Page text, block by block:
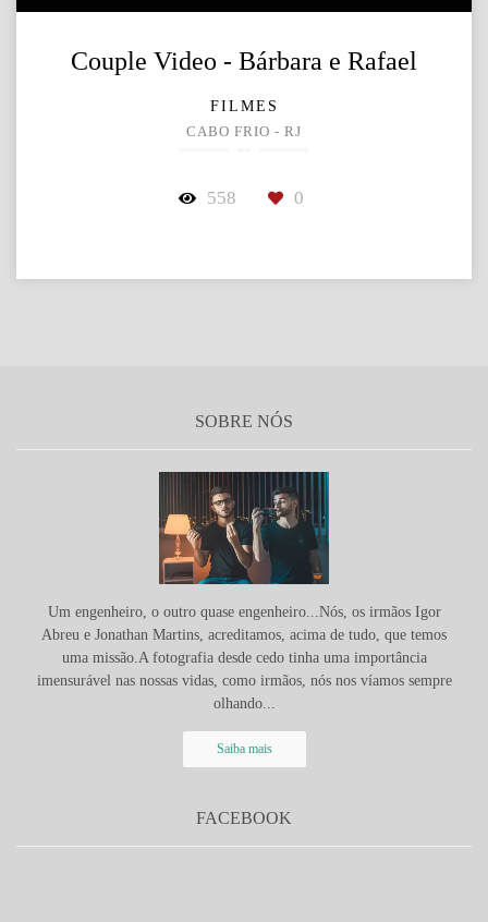
Couple Video - Bárbara e Rafael
FILMES
CABO FRIO - RJ
558 0
SOBRE NÓS
Um engenheiro, o outro quase engenheiro...Nós, os irmãos Igor
Abreu e Jonathan Martins, acreditamos, acima de tudo, que temos
uma missão.A fotografia desde cedo tinha uma importância
imensurável nas nossas vidas, como irmãos, nós nos víamos sempre
olhando...
Saiba mais
FACEBOOK